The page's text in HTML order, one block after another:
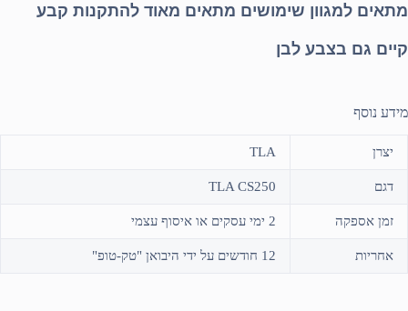
מתאים למגוון שימושים מתאים מאוד להתקנות קבע
קיים גם בצבע לבן
מידע נוסף
יצרן TLA
דגם TLA CS250
זמן אספקה 2 ימי עסקים או איסוף עצמי
אחריות 12 חודשים על ידי היבואן "טק-טופ"